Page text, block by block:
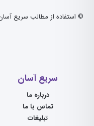
© استفاده از مطالب سریع
سریع آسان
درباره ما
تماس با ما
تبلیغات